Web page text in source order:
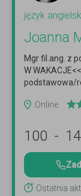
język
Joanna
Mgr fil.ang. z
W
podstawowa/
Online
100 -
Ostatnia